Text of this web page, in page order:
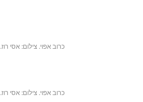
כרוב אפוי. צילום: אסי רוז.
כרוב אפוי. צילום: אסי רוז.